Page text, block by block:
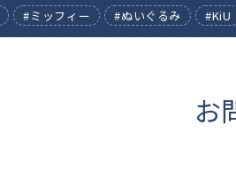
#ミッフィー #ぬいぐるみ #KiU
お